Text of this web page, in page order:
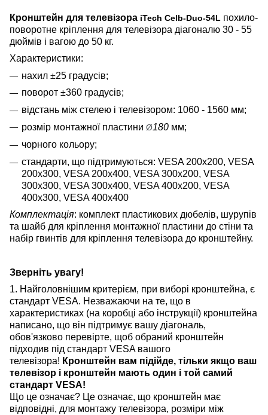
Кронштейн для телевізора iTech Celb-Duo-54L похило-
поворотне кріплення для телевізора діагоналю 30 - 55
дюймів і вагою до 50 кг.
Характеристики:
нахил ±25 градусів;
поворот ±360 градусів;
відстань між стелею і телевізором: 1060 - 1560 мм;
розмір монтажної пластини Ø180 мм;
чорного кольору;
стандарти, що підтримуються: VESA 200x200, VESA
200x300, VESA 200x400, VESA 300x200, VESA
300x300, VESA 300x400, VESA 400x200, VESA
400x300, VESA 400x400
Комплектація: комплект пластикових дюбелів, шурупів
та шайб для кріплення монтажної пластини до стіни та
набір гвинтів для кріплення телевізора до кронштейну.
Зверніть увагу!
1. Найголовнішим критерієм, при виборі кронштейна, є
стандарт VESA. Незважаючи на те, що в
характеристиках (на коробці або інструкції) кронштейна
написано, що він підтримує вашу діагональ,
обов'язково перевірте, щоб обраний кронштейн
підходив під стандарт VESA вашого
телевізора! Кронштейн вам підійде, тільки якщо ваш
телевізор і кронштейн мають один і той самий
стандарт VESA!
Що це означає? Це означає, що кронштейн має
відповідні, для монтажу телевізора, розміри між